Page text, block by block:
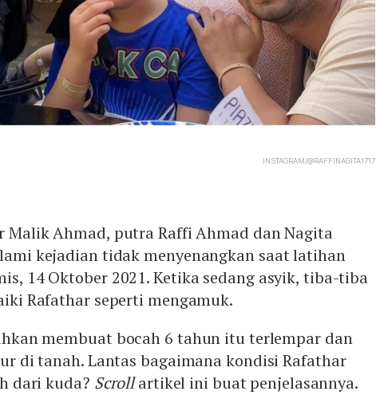
INSTAGRAM/@RAFFINAGITA1717
Malik Ahmad, putra Raffi Ahmad dan Nagita
kejadian tidak menyenangkan saat latihan
14 Oktober 2021. Ketika sedang asyik, tiba-tiba
Rafathar seperti mengamuk.
membuat bocah 6 tahun itu terlempar dan
di tanah. Lantas bagaimana kondisi Rafathar
dari kuda? Scrollartikel ini buat penjelasannya.